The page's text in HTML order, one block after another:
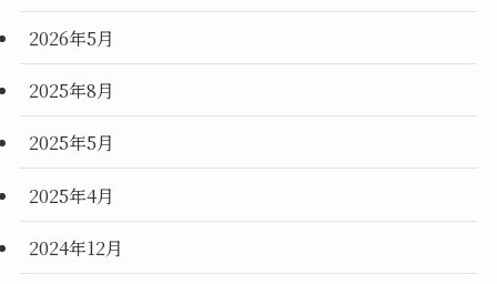
2026年5月
2025年8月
2025年5月
2025年4月
2024年12月